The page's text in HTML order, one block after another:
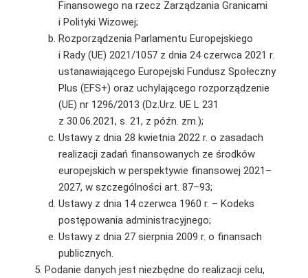
Finansowego na rzecz Zarządzania Granicami
i Polityki Wizowej;
Rozporządzenia Parlamentu Europejskiego
i Rady (UE) 2021/1057 z dnia 24 czerwca 2021 r.
ustanawiającego Europejski Fundusz Społeczny
Plus (EFS+) oraz uchylającego rozporządzenie
(UE) nr 1296/2013 (Dz.Urz. UE L 231
z 30.06.2021, s. 21, z późn. zm.);
Ustawy z dnia 28 kwietnia 2022 r. o zasadach
realizacji zadań finansowanych ze środków
europejskich w perspektywie finansowej 2021–
2027, w szczególności art. 87–93;
Ustawy z dnia 14 czerwca 1960 r. – Kodeks
postępowania administracyjnego;
Ustawy z dnia 27 sierpnia 2009 r. o finansach
publicznych.
Podanie danych jest niezbędne do realizacji celu,